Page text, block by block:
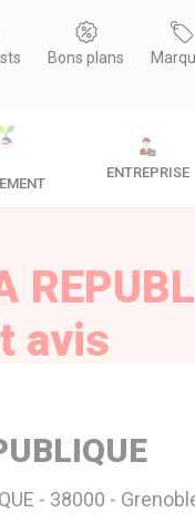
Bons plans
ENTREPRISE
avis
- 38000 -